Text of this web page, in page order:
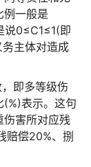
例一般是
说0≤C1≤1(即
主体对造成
即多等级伤
表示。这句
伤害所对应残
赔偿20%、捌